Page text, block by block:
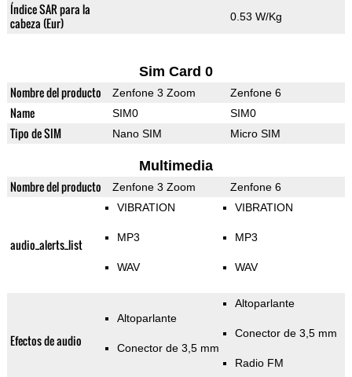
Índice SAR para la
cabeza (Eur)
0.53 W/Kg
Sim Card 0
Nombre del producto Zenfone 3 Zoom Zenfone 6
Name SIM0 SIM0
Tipo de SIM Nano SIM Micro SIM
Multimedia
Nombre del producto Zenfone 3 Zoom Zenfone 6
audio_alerts_list
VIBRATION
MP3
WAV
VIBRATION
MP3
WAV
Efectos de audio
Altoparlante
Conector de 3,5 mm
Altoparlante
Conector de 3,5 mm
Radio FM